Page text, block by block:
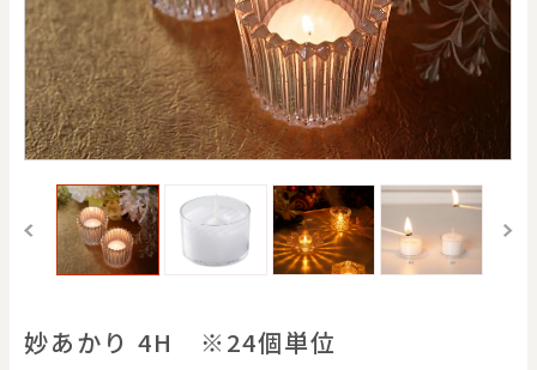
#タグから探す
価格で探す
20000
円 ～ 円
クリア OK
色で探す
妙あかり 4H ※24個単位